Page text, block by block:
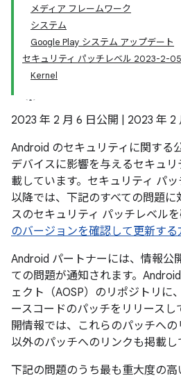
メディア フレームワーク
システム
Google Play システム アップデート
セキュリティ パッチレベル 2023-2-
Kernel
2023 年 2 月 6 日公開 | 2023 年 2
Android のセキュリティに関する
デバイスに影響を与えるセキュ
載しています。セキュリティ パ
以降では、下記のすべての問題に
スのセキュリティ パッチレベルを
のバージョンを確認して更新する
Android パートナーには、情報公
ての問題が通知されます。
ェクト（AOSP）のリポジトリに
ースコードのパッチをリリースし
開情報では、これらのパッチへの
以外のパッチへのリンクも掲載し
下記の問題のうち最も重大度の